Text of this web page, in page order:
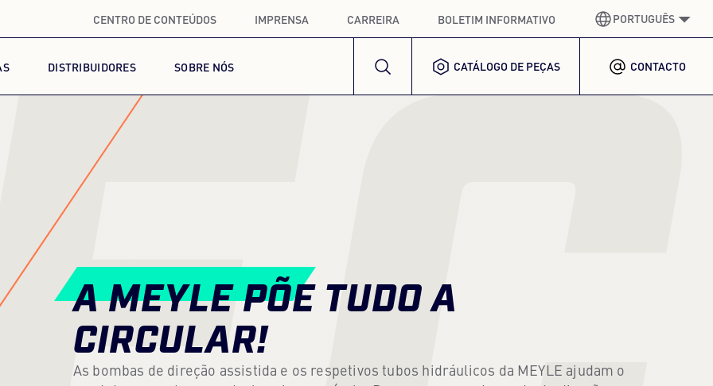
CENTRO DE CONTEÚDOS IMPRENSA CARREIRA BOLETIM INFORMATIVO PORTUGUÊS
ALEMÃO GERMAN
COREANO
DISTRIBUIDORES SOBRE NÓS CATÁLOGO DE PEÇAS CONTACTO
A MEYLE PÕE TUDO A
CIRCULAR!
As bombas de direção assistida e os respetivos tubos hidráulicos da MEYLE ajudam o